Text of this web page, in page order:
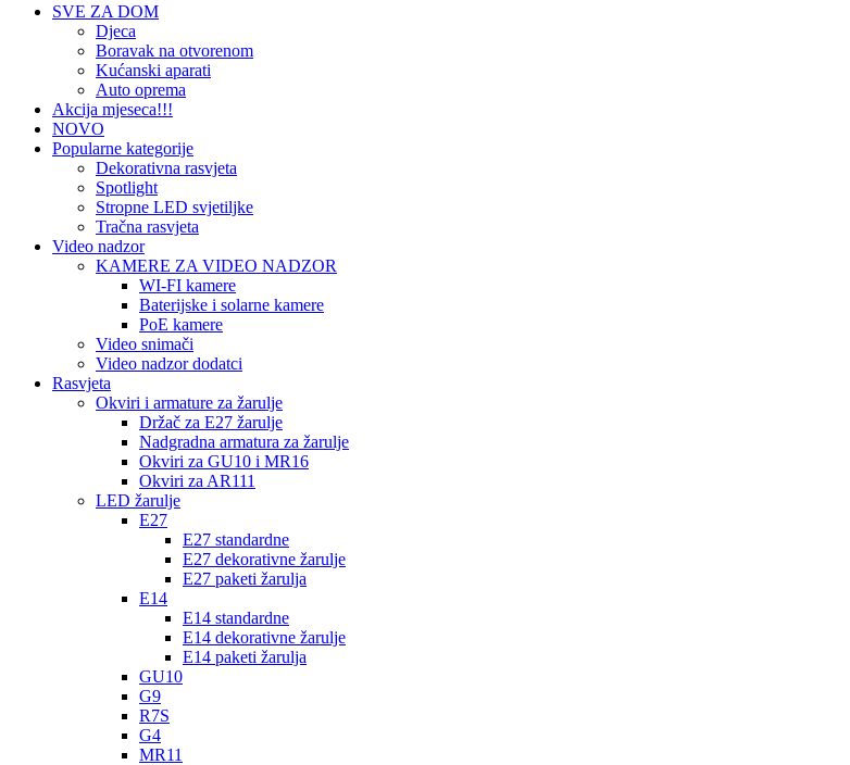
SVE ZA DOM
Djeca
Boravak na otvorenom
Kućanski aparati
Auto oprema
Akcija mjeseca!!!
NOVO
Popularne kategorije
Dekorativna rasvjeta
Spotlight
Stropne LED svjetiljke
Tračna rasvjeta
Video nadzor
KAMERE ZA VIDEO NADZOR
WI-FI kamere
Baterijske i solarne kamere
PoE kamere
Video snimači
Video nadzor dodatci
Rasvjeta
Okviri i armature za žarulje
Držač za E27 žarulje
Nadgradna armatura za žarulje
Okviri za GU10 i MR16
Okviri za AR111
LED žarulje
E27
E27 standardne
E27 dekorativne žarulje
E27 paketi žarulja
E14
E14 standardne
E14 dekorativne žarulje
E14 paketi žarulja
GU10
G9
R7S
G4
MR11